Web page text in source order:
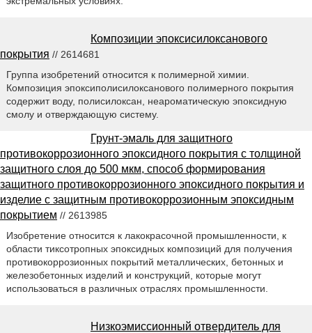
Композиции эпоксисилоксанового
покрытия // 2614681
Группа изобретений относится к полимерной химии.
Композиция эпоксиполисилоксанового полимерного покрытия
содержит воду, полисилоксан, неароматическую эпоксидную
смолу и отверждающую систему.
Грунт-эмаль для защитного
противокоррозионного эпоксидного покрытия с толщиной
защитного слоя до 500 мкм, способ формирования
защитного противокоррозионного эпоксидного покрытия и
изделие с защитным противокоррозионным эпоксидным
покрытием // 2613985
Изобретение относится к лакокрасочной промышленности, к
области тиксотропных эпоксидных композиций для получения
противокоррозионных покрытий металлических, бетонных и
железобетонных изделий и конструкций, которые могут
использоваться в различных отраслях промышленности.
Низкоэмиссионный отвердитель для